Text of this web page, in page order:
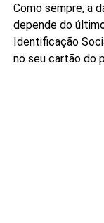
Como sempre, a
depende do
Identificação
no seu cartão do